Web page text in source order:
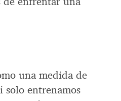
una medida de
solo entrenamos